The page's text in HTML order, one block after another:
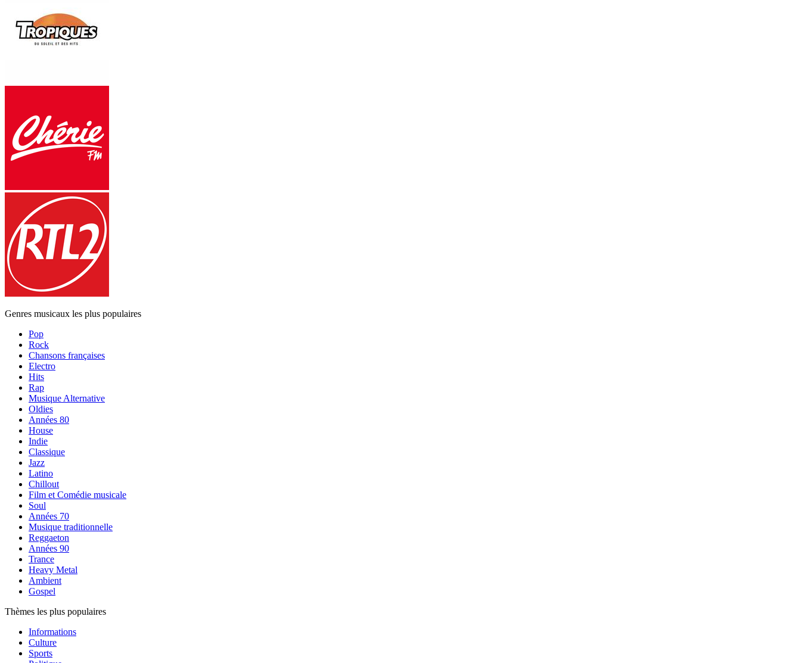
Genres musicaux les plus populaires
Pop
Rock
Chansons françaises
Electro
Hits
Rap
Musique Alternative
Oldies
Années 80
House
Indie
Classique
Jazz
Latino
Chillout
Film et Comédie musicale
Soul
Années 70
Musique traditionnelle
Reggaeton
Années 90
Trance
Heavy Metal
Ambient
Gospel
Thèmes les plus populaires
Informations
Culture
Sports